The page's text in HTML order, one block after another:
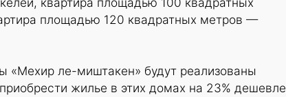
площадью 120 квадратных метров —
ле-миштакен» будут реализованы
жилье в этих домах на 23% дешевле